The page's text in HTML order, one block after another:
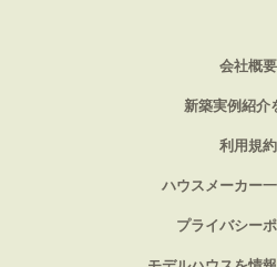
会社概要
新築実例紹介
利用規約
ハウスメーカー
プライバシー